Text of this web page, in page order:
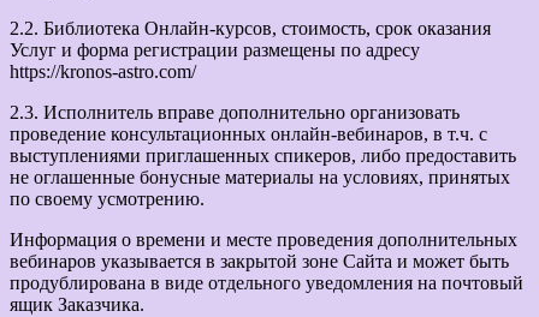
2.2. Библиотека Онлайн-курсов, стоимость, срок оказания
Услуг и форма регистрации размещены по адресу
https://kronos-astro.com/
2.3. Исполнитель вправе дополнительно организовать
проведение консультационных онлайн-вебинаров, в т.ч. с
выступлениями приглашенных спикеров, либо предоставить
не оглашенные бонусные материалы на условиях, принятых
по своему усмотрению.
Информация о времени и месте проведения дополнительных
вебинаров указывается в закрытой зоне Сайта и может быть
продублирована в виде отдельного уведомления на почтовый
ящик Заказчика.